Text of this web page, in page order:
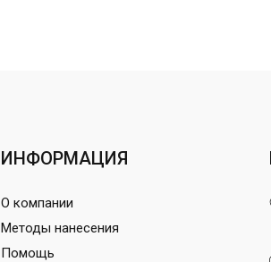
ИНФОРМАЦИЯ
О компании
Методы нанесения
Помощь